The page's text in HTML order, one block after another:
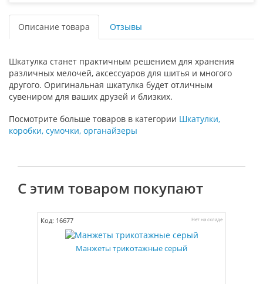
Описание товара Отзывы
Шкатулка станет практичным решением для хранения
различных мелочей, аксессуаров для шитья и многого
другого. Оригинальная шкатулка будет отличным
сувениром для ваших друзей и близких.
Посмотрите больше товаров в категории Шкатулки,
коробки, сумочки, органайзеры
С этим товаром покупают
Код: 16677 Нет на складе
Манжеты трикотажные серый